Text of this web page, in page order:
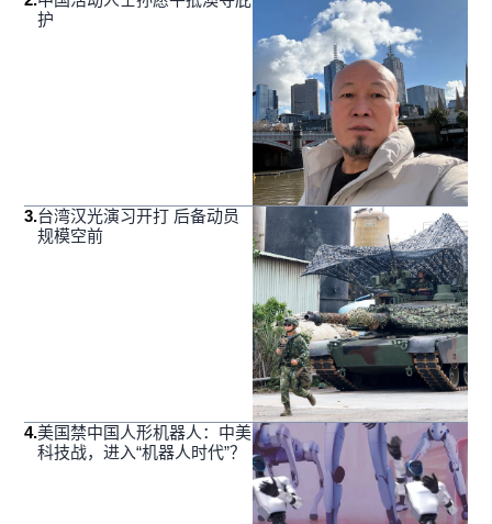
护
3.台湾汉光演习开打 后备动员
规模空前
4.美国禁中国人形机器人：中美
科技战，进入“机器人时代”？